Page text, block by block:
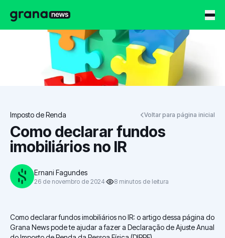
Grana News
Imposto de Renda Voltar para página inicial
Como declarar fundos
imobiliários no IR
Ernani Fagundes
26 de novembro de 2024 8 minutos de leitura
Como declarar fundos imobiliários no IR: o artigo dessa página do
Grana News pode te ajudar a fazer a Declaração de Ajuste Anual